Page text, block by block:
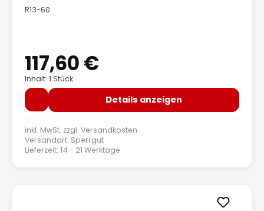
R13-60
Regulärer Preis:
117,60 €
Inhalt: 1 Stück
Details anzeigen
inkl. MwSt. zzgl. Versandkosten
Versandart: Sperrgut
Lieferzeit: 14 - 21 Werktage